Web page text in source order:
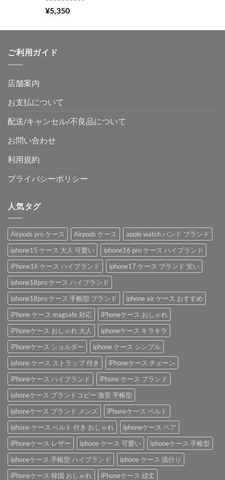
5段階中
5.00
¥5,350
ご利用ガイド
店舗案内
お支払について
配送/キャンセル/不良品について
お問い合わせ
利用規約
プライバシーポリシー
人気タグ
Airpods pro ケース Airpods ケース
apple watch バンド ブランド
iphone15 ケース 大人 可愛い
iphone16 pro ケース ハイブランド
iPhone16 ケース ハイブランド
iphone17 ケース ブランド 安い
iphone18pro ケース ハイブランド
iphone18pro ケース 手帳型 ブランド
iphone air ケース おすすめ
iPhone ケース magsafe 対応
iPhoneケース おしゃれ
iPhoneケース おしゃれ 大人
iphoneケース キラキラ
iPhoneケース ショルダー
iphone ケース シンプル
iphone ケース ストラップ 付き
iPhoneケース チェーン
iPhoneケース ハイブランド
iPhone ケース ブランド
iphoneケース ブランドコピー 激安 手帳型
iphoneケース ブランド メンズ
iPhoneケース ベルト
iphone ケース ベルト 付き おしゃれ
iphoneケース ペア
iPhoneケース レザー
iphone ケース 可愛い
iphoneケース 手帳型
iphoneケース 手帳型 ハイブランド
iphone ケース 流行り
iPhoneケース 韓国 おしゃれ
iPhoneケース 頑丈